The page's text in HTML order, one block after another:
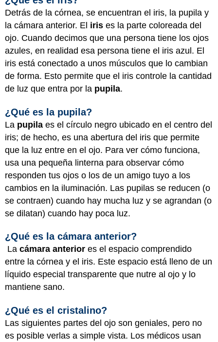
Detrás de la córnea, se encuentran el iris, la pupila y
la cámara anterior. El iris es la parte coloreada del
ojo. Cuando decimos que una persona tiene los ojos
azules, en realidad esa persona tiene el iris azul. El
iris está conectado a unos músculos que lo cambian
de forma. Esto permite que el iris controle la cantidad
de luz que entra por la pupila.
¿Qué es la pupila?
La pupila es el círculo negro ubicado en el centro del
iris; de hecho, es una abertura del iris que permite
que la luz entre en el ojo. Para ver cómo funciona,
usa una pequeña linterna para observar cómo
responden tus ojos o los de un amigo tuyo a los
cambios en la iluminación. Las pupilas se reducen (o
se contraen) cuando hay mucha luz y se agrandan (o
se dilatan) cuando hay poca luz.
¿Qué es la cámara anterior?
La cámara anterior es el espacio comprendido
entre la córnea y el iris. Este espacio está lleno de un
líquido especial transparente que nutre al ojo y lo
mantiene sano.
¿Qué es el cristalino?
Las siguientes partes del ojo son geniales, pero no
es posible verlas a simple vista. Los médicos usan